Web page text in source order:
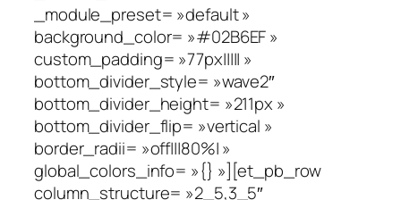
_module_preset= »default »
background_color= »#02B6EF »
custom_padding= »77px||||| »
bottom_divider_style= »wave2″
bottom_divider_height= »211px »
bottom_divider_flip= »vertical »
border_radii= »off|||80%| »
global_colors_info= »{} »][et_pb_row
column_structure= »2_5,3_5″